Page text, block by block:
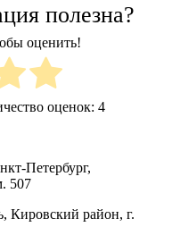
полезна?
оценить!
оценок: 4
Петербург,
507
Кировский район, г.